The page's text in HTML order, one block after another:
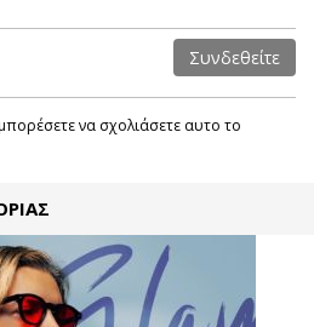
Συνδεθείτε
να σχολιάσετε αυτο το